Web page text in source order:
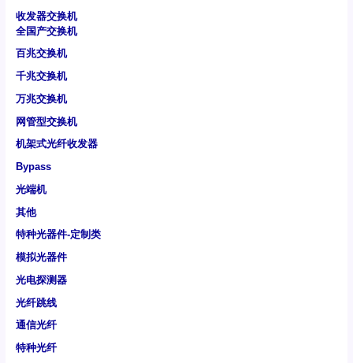
收发器交换机
全国产交换机
百兆交换机
千兆交换机
万兆交换机
网管型交换机
机架式光纤收发器
Bypass
光端机
其他
特种光器件-定制类
模拟光器件
光电探测器
光纤跳线
通信光纤
特种光纤